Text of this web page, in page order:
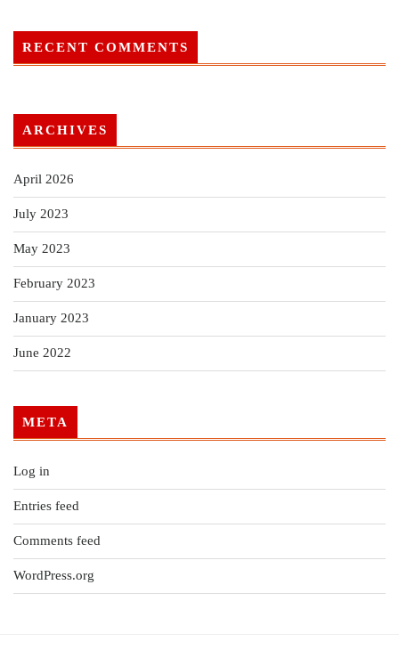
RECENT COMMENTS
ARCHIVES
April 2026
July 2023
May 2023
February 2023
January 2023
June 2022
META
Log in
Entries feed
Comments feed
WordPress.org